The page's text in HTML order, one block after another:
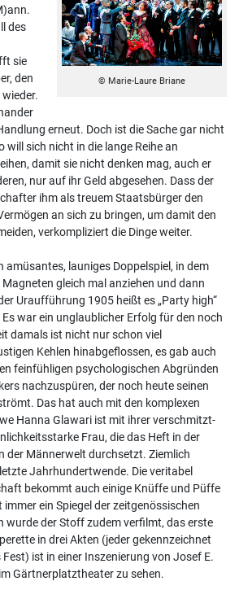
© Marie-Laure Briane
des
sie
den
erneut. Doch ist die Sache gar nicht
will sich nicht in die lange Reihe an
damit sie nicht denken mag, auch er
nur auf ihr Geld abgesehen. Dass der
ihm als treuem Staatsbürger den
an sich zu bringen, um damit den
verkompliziert die Dinge weiter.
amüsantes, launiges Doppelspiel, in dem
gleich mal anziehen und dann
Uraufführung 1905 heißt es „Party high“
Es war ein unglaublicher Erfolg für den noch
damals ist nicht nur schon viel
Kehlen hinabgeflossen, es gab auch
feinfühligen psychologischen Abgründen
nachzuspüren, der noch heute seinen
Das hat auch mit den komplexen
Hanna Glawari ist mit ihrer verschmitzt-
Frau, die das Heft in der
der Männerwelt durchsetzt. Ziemlich
Jahrhundertwende. Die veritabel
bekommt auch einige Knüffe und Püffe
immer ein Spiegel der zeitgenössischen
wurde der Stoff zudem verfilmt, das erste
in drei Akten (jeder gekennzeichnet
ist in einer Inszenierung von Josef E.
Gärtnerplatztheater zu sehen.